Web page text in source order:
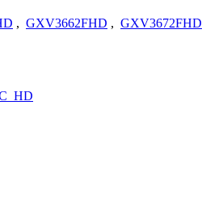
, GXV3662FHD , GXV3672FHD